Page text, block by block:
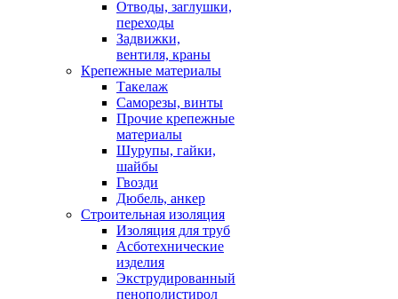
Отводы, заглушки,
переходы
Задвижки,
вентиля, краны
Крепежные материалы
Такелаж
Саморезы, винты
Прочие крепежные
материалы
Шурупы, гайки,
шайбы
Гвозди
Дюбель, анкер
Строительная изоляция
Изоляция для труб
Асботехнические
изделия
Экструдированный
пенополистирол